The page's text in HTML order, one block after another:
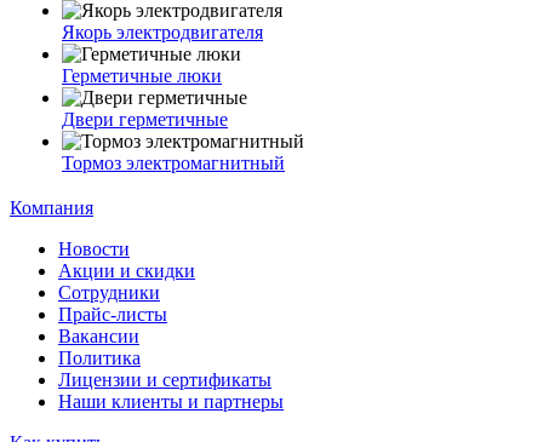
Якорь электродвигателя
Герметичные люки
Двери герметичные
Тормоз электромагнитный
Компания
Новости
Акции и скидки
Сотрудники
Прайс-листы
Вакансии
Политика
Лицензии и сертификаты
Наши клиенты и партнеры